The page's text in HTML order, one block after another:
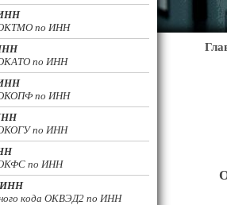
ОКТМО по ИНН
по ИНН
ОКОПФ по ИНН
по ИНН
по ИНН
ИНН
кода ОКВЭД2 по ИНН